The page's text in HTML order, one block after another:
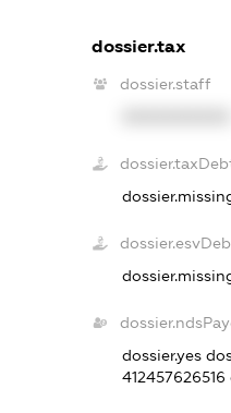
dossier.tax
dossier.staff
dossier.yes
412457626516